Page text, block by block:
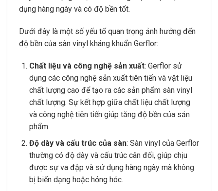
dụng hàng ngày và có độ bền tốt.
Dưới đây là một số yếu tố quan trọng ảnh hưởng đến
độ bền của sàn vinyl kháng khuẩn Gerflor:
Chất liệu và công nghệ sản xuất: Gerflor sử
dụng các công nghệ sản xuất tiên tiến và vật liệu
chất lượng cao để tạo ra các sản phẩm sàn vinyl
chất lượng. Sự kết hợp giữa chất liệu chất lượng
và công nghệ tiên tiến giúp tăng độ bền của sản
phẩm.
Độ dày và cấu trúc của sàn: Sàn vinyl của Gerflor
thường có độ dày và cấu trúc cân đối, giúp chịu
được sự va đập và sử dụng hàng ngày mà không
bị biến dạng hoặc hỏng hóc.